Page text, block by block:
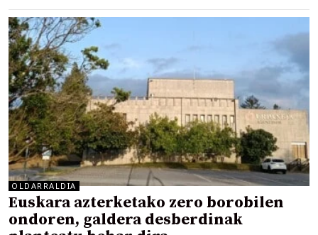
OLDARRALDIA
Euskara azterketako zero borobilen
ondoren, galdera desberdinak